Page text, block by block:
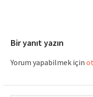
Bir yanıt yazın
Yorum yapabilmek için